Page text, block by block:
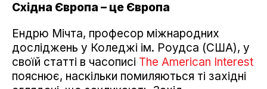
Східна Європа – це Європа
Ендрю Мічта, професор міжнародних
досліджень у Коледжі ім. Роудса (США), у
своїй статті в часописі The American Interest
пояснює, наскільки помиляються ті західні